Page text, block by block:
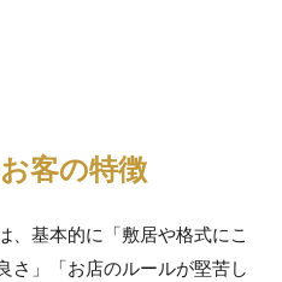
客の特徴
、基本的に「敷居や格式にこ
さ」「お店のルールが堅苦し